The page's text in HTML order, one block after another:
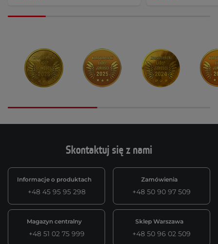
Skontaktuj się z nami
Informacje o produktach
+48 45 95 95 298
Zamówienia
+48 50 90 97 509
Magazyn centralny
+48 51 02 75 999
Sklep Warszawa
+48 50 96 02 509